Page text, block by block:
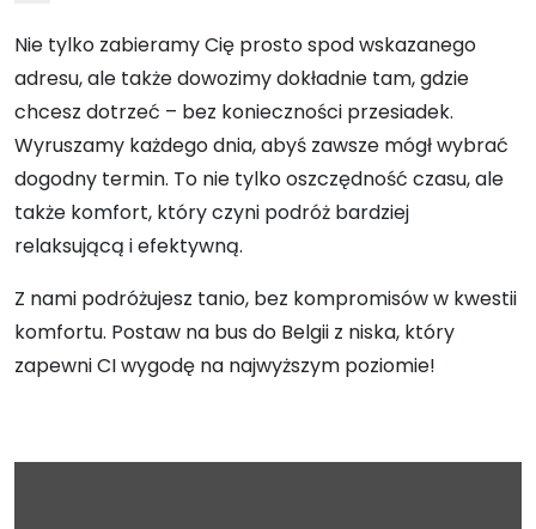
Nie tylko zabieramy Cię prosto spod wskazanego
adresu, ale także dowozimy dokładnie tam, gdzie
chcesz dotrzeć – bez konieczności przesiadek.
Wyruszamy każdego dnia, abyś zawsze mógł wybrać
dogodny termin. To nie tylko oszczędność czasu, ale
także komfort, który czyni podróż bardziej
relaksującą i efektywną.
Z nami podróżujesz tanio, bez kompromisów w kwestii
komfortu. Postaw na bus do Belgii z niska, który
zapewni CI wygodę na najwyższym poziomie!